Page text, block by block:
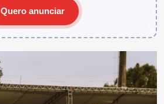
Quero anunciar